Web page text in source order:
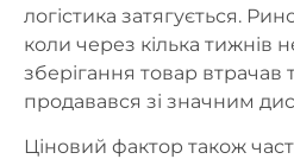
логістика затягується.
коли через кілька тижнів
зберігання товар втрачав
продавався зі значним
Ціновий фактор також